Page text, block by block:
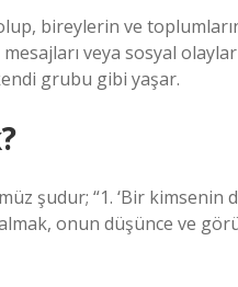
bireylerin ve
veya sosyal
grubu gibi yaşar.
şudur; “1. ‘Bir
onun düşünce ve